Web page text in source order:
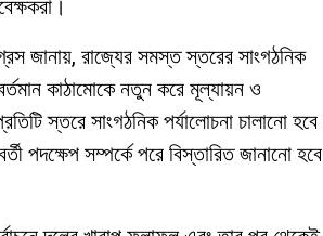
জানায়, রাজ্যের সমস্ত স্তরের সাংগঠনিক
কাঠামোকে নতুন করে মূল্যায়ন ও
স্তরে সাংগঠনিক পর্যালোচনা চালানো হবে
পদক্ষেপ সম্পর্কে পরে বিস্তারিত জানানো হবে